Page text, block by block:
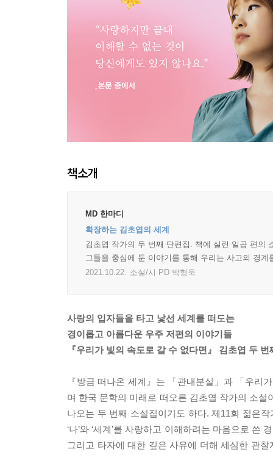
책소개
MD 한마디
확장하는 김초엽의 세계
김초엽 작가의 두 번째 단편집. 책에 실린 일곱 편의
그들을 중심에 둔 이야기를 통해 우리는 사고의 경
2021.10.22. 소설/시 PD 박형욱
사랑의 입자들을 타고 낯선 세계를 떠도는
경이롭고 아름다운 우주 저편의 이야기들
『우리가 빛의 속도로 갈 수 없다면』 김초엽 두 번
『방금 떠나온 세계』는 「관내분실」과 「우리
며 한국 문학의 미래로 떠오른 김초엽 작가의 소
나오는 두 번째 소설집이기도 하다. 제11회 젊은
‘나’와 ‘세계’를 사랑하고 이해하려는 마음으로
그리고 타자에 대한 깊은 사유에 더해 세심한 관